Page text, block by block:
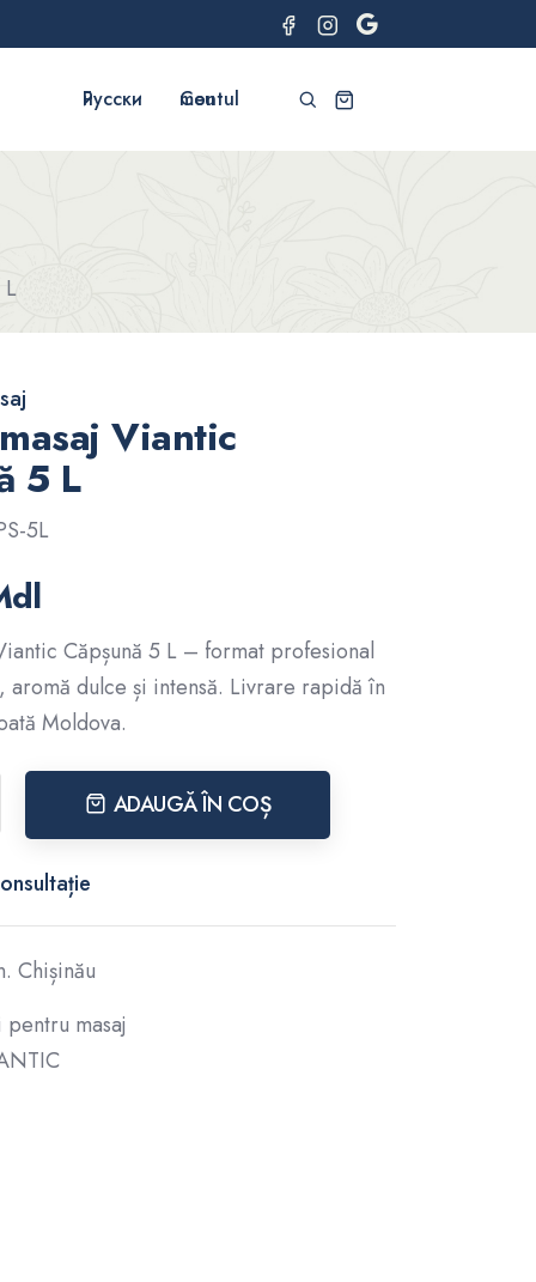
Русский Contul meu
L
Viantic
5 L
5L
Căpșună 5 L – format profesional
aromă dulce și intensă. Livrare rapidă în
Moldova.
ADAUGĂ ÎN COȘ
Chișinău
pentru masaj